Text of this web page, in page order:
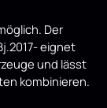
Der
eignet
und lässt
kombinieren.